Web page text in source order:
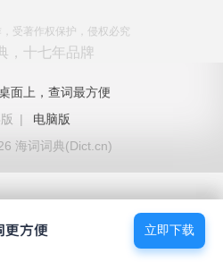
受著作权保护，侵权必究
，十七年品牌
面上，查词最方便
|
电脑版
海词词典(Dict.cn)
立即下载
立即下载